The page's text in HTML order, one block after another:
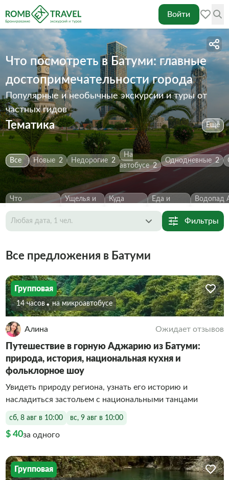
Войти
Что посмотреть в Батуми: главные
достопримечательности города
Популярные и необычные экскурсии и туры от
частных гидов
Тематика Ещё
Все Новые 2 Недорогие 2
На
автобусе 2
Однодневные 2
Что
посмотреть 2
Ущелья и
каньоны 2
Куда
сходить 2
Еда и
напитки 1
Водопад
Любая дата, 1 чел.
Фильтры
Все предложения в Батуми
Групповая
14 часов На микроавтобусе
Алина Ожидает отзывов
Путешествие в горную Аджарию из Батуми:
природа, история, национальная кухня и
фольклорное шоу
Увидеть природу региона, узнать его историю и
насладиться застольем с национальными танцами
сб, 8 авг в 10:00 вс, 9 авг в 10:00
$ 40за одного
Групповая